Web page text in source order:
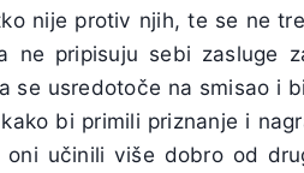
nije protiv njih, te se ne
ne pripisuju sebi zasluge
se usredotoče na smisao i
bi primili priznanje i
učinili više dobro od